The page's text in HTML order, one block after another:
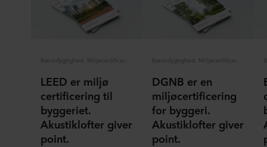
LEED er miljø
certificering til
byggeriet.
Akustiklofter giver
point.
DGNB er en
miljøcertificering
for byggeri.
Akustiklofter giver
point.